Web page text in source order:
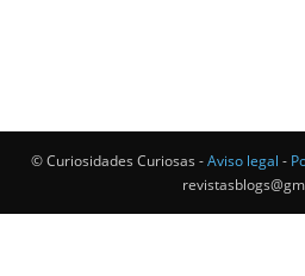
© Curiosidades Curiosas -Aviso legal -